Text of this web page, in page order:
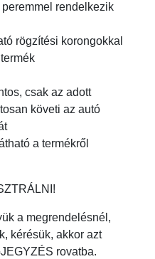
rendelkezik
rögzítési korongokkal
csak az adott
követi az autó
a termékről
a megrendelésnél,
kérésük, akkor azt
rovatba.